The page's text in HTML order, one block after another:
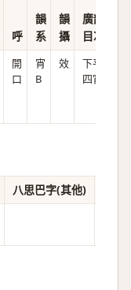
呼
韻
系
韻
攝
廣韻
目次
開
口
宵
B
效
下平
四宵
八思巴字(其他)